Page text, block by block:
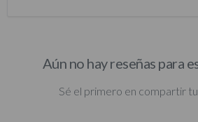
Aún no hay reseñas para
Sé el primero en compartir